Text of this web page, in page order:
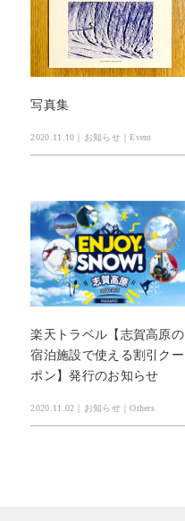
写真集
2020.11.10｜お知らせ｜Event
楽天トラベル【志賀高原の
宿泊施設で使える割引クー
ポン】発行のお知らせ
2020.11.02｜お知らせ｜Others